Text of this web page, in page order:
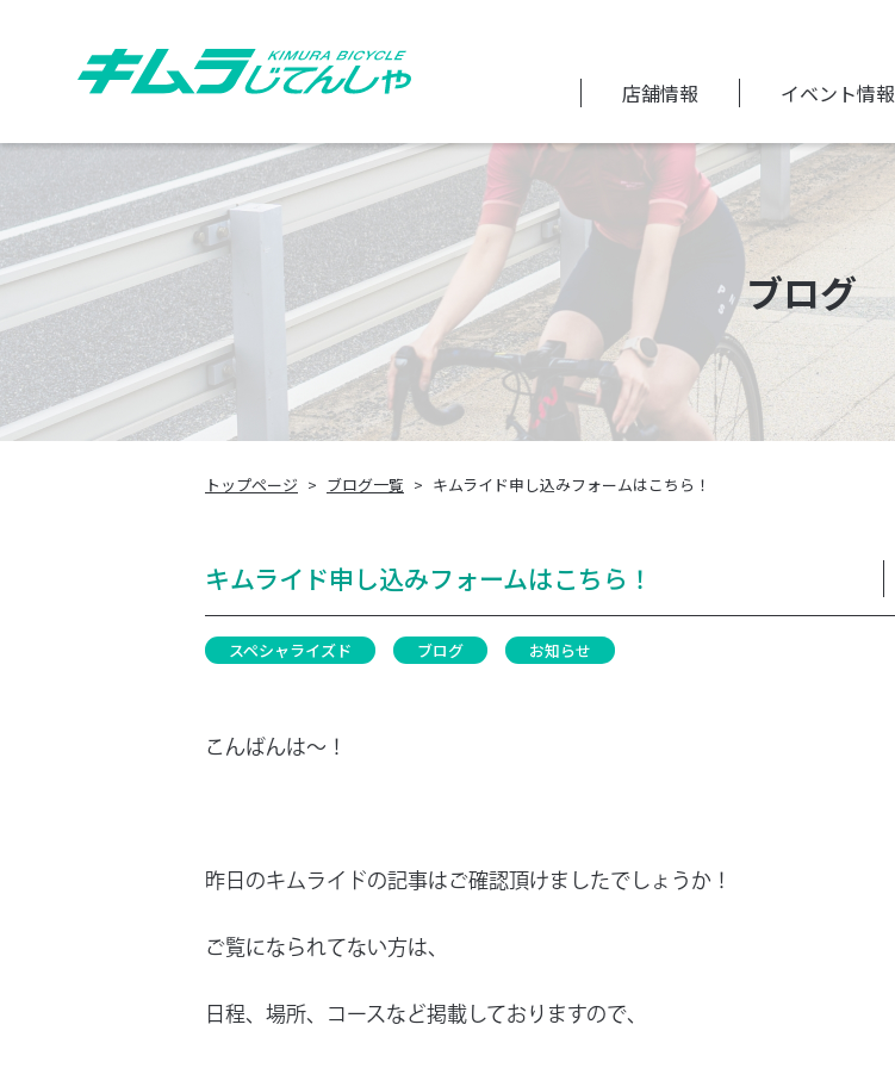
店舗情報 イベント情報
ブログ
トップページ ブログ一覧 キムライド申し込みフォームはこちら！
キムライド申し込みフォームはこちら！
スペシャライズド ブログ お知らせ
こんばんは～！
昨日のキムライドの記事はご確認頂けましたでしょうか！
ご覧になられてない方は、
日程、場所、コースなど掲載しておりますので、